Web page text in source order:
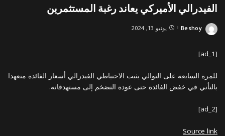
الفيدرالي الأميركي يعاند رغبة المستثمرين
Posted
Beshoy يونيو 13, 2024
[ad_1]
للمرة السابعة على التوالي يثبت الاحتياطي الفيدرالي أسعار الفائدة متعهدا
بالتأني في خفض الفائدة حتى عودة التضخم إلى مستهدفاته.
[ad_2]
Source link